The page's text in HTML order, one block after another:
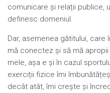
comunicare și relații publice,
definesc domeniul.
Dar, asemenea gătitului, care
mă conectez și să mă
mele, așa e și în cazul
exerciții fizice îmi
decât atât, îmi crește și